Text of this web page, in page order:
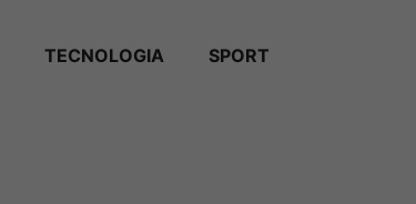
TECNOLOGIA SPORT